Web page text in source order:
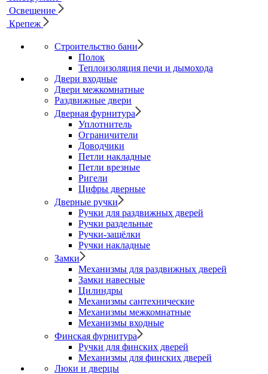
Освещение
Крепеж
Строительство бани
Полок
Теплоизоляция печи и дымохода
Двери входные
Двери межкомнатные
Раздвижные двери
Дверная фурнитура
Уплотнитель
Ограничители
Доводчики
Петли накладные
Петли врезные
Ригели
Цифры дверные
Дверные ручки
Ручки для раздвижных дверей
Ручки раздельные
Ручки-защёлки
Ручки накладные
Замки
Механизмы для раздвижных дверей
Замки навесные
Цилиндры
Механизмы сантехнические
Механизмы межкомнатные
Механизмы входные
Финская фурнитура
Ручки для финских дверей
Механизмы для финских дверей
Люки и дверцы